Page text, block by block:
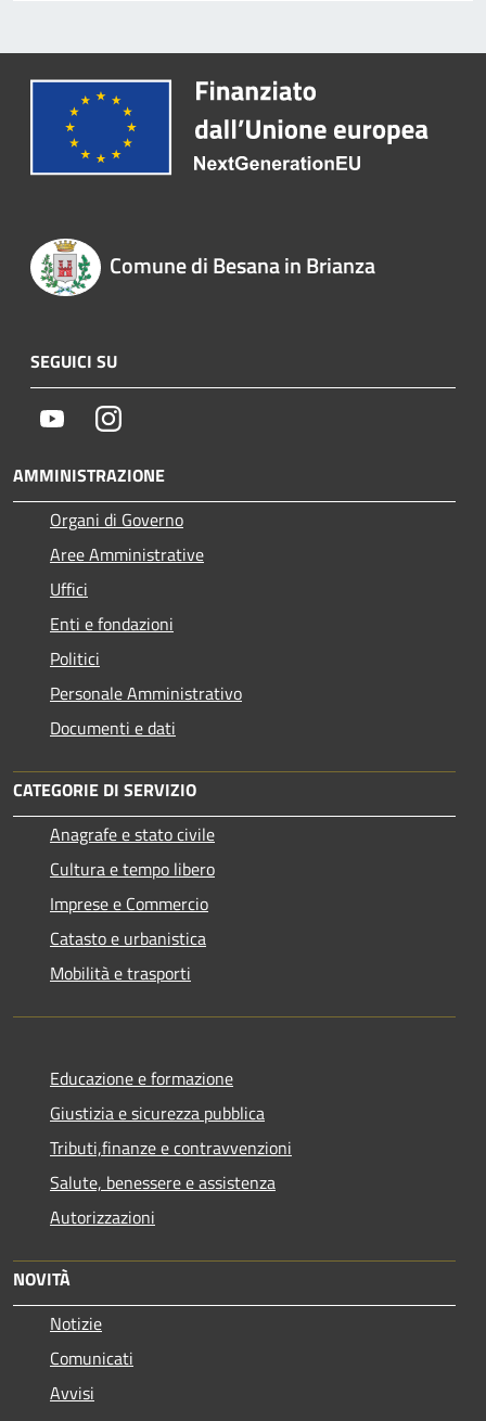
Comune di Besana in Brianza
SEGUICI SU
YoutubeInstagram
AMMINISTRAZIONE
Organi di Governo
Aree Amministrative
Uffici
Enti e fondazioni
Politici
Personale Amministrativo
Documenti e dati
CATEGORIE DI SERVIZIO
Anagrafe e stato civile
Cultura e tempo libero
Imprese e Commercio
Catasto e urbanistica
Mobilità e trasporti
Educazione e formazione
Giustizia e sicurezza pubblica
Tributi,finanze e contravvenzioni
Salute, benessere e assistenza
Autorizzazioni
NOVITÀ
Notizie
Comunicati
Avvisi